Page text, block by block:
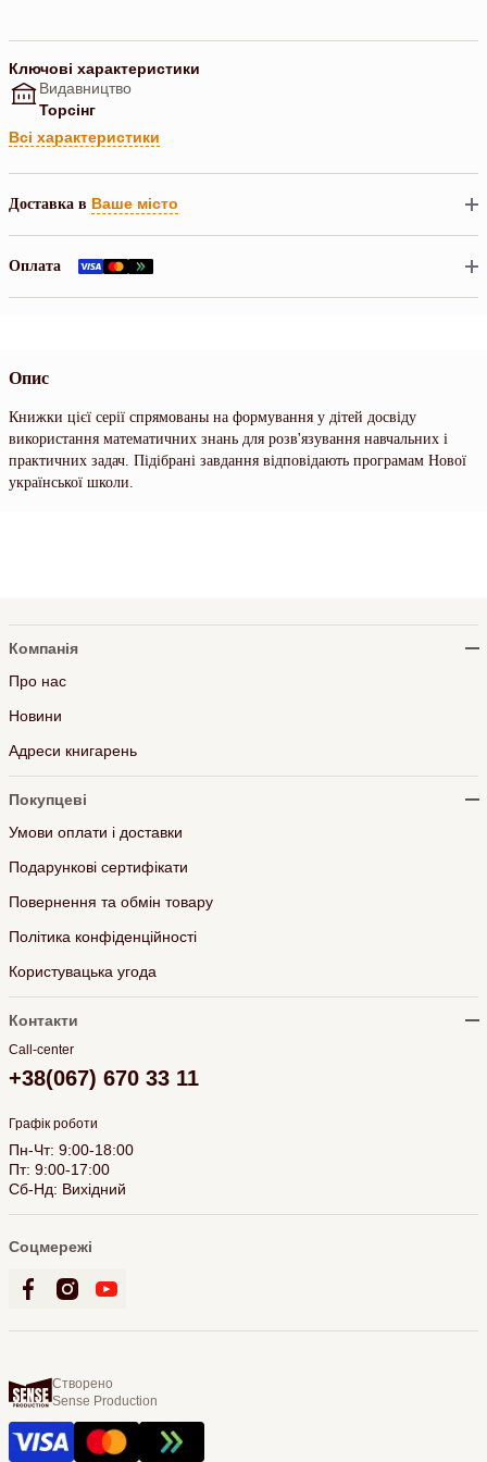
Ключові характеристики
Видавництво
Торсінг
Всі характеристики
Доставка в Ваше місто
Оплата
Опис
Книжки цієї серії спрямованы на формування у дітей досвіду
використання математичних знань для розв'язування навчальних і
практичних задач. Підібрані завдання відповідають програмам Нової
української школи.
Компанія
Про нас
Новини
Адреси книгарень
Покупцеві
Умови оплати і доставки
Подарункові сертифікати
Повернення та обмін товару
Політика конфіденційності
Користувацька угода
Контакти
Call-center
+38(067) 670 33 11
Графік роботи
Пн-Чт: 9:00-18:00
Пт: 9:00-17:00
Сб-Нд: Вихідний
Соцмережі
Створено
Sense Production